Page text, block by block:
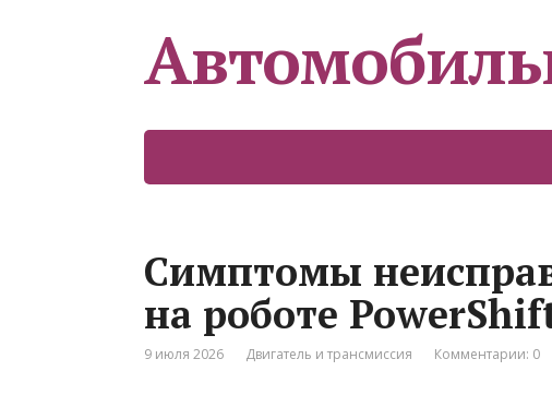
Симптомы
на роботе
9 июля 2026 Двигатель и трансмиссия Комментарии: 0